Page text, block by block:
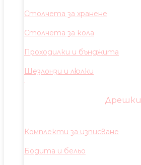
Столчета за хранене
Столчета за кола
Проходилки и бънджита
Шезлонзи и люлки
Дрешки
Комплекти за изписване
Бодита и бельо